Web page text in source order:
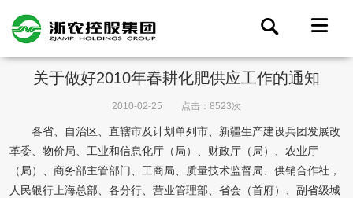
关于做好2010年春耕化肥供应工作的通知
2010-02-25 点击：8523次
各省、自治区、直辖市及计划单列市、新疆生产建设兵团发展改
革委、物价局、工业和信息化厅（局）、财政厅（局）、农业厅
（局）、商务部主管部门、工商局、质量技术监督局、供销合作社，
人民银行上海总部、各分行、营业管理部、省会（首府）、副省级城